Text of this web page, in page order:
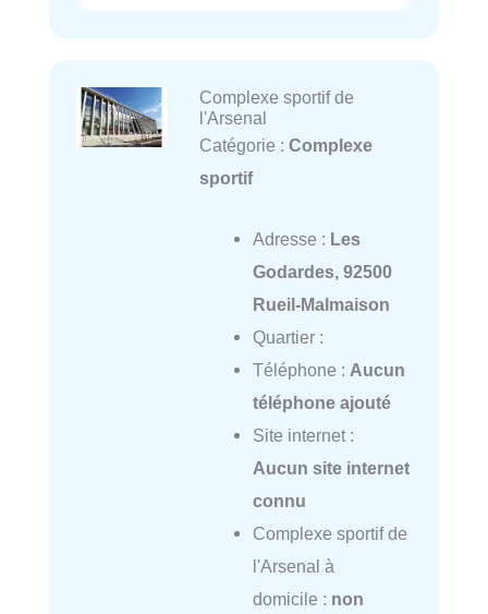
Complexe sportif de
l'Arsenal
Catégorie : Complexe
sportif
Adresse : Les
Godardes, 92500
Rueil-Malmaison
Quartier :
Téléphone : Aucun
téléphone ajouté
Site internet :
Aucun site internet
connu
Complexe sportif de
l'Arsenal à
domicile : non